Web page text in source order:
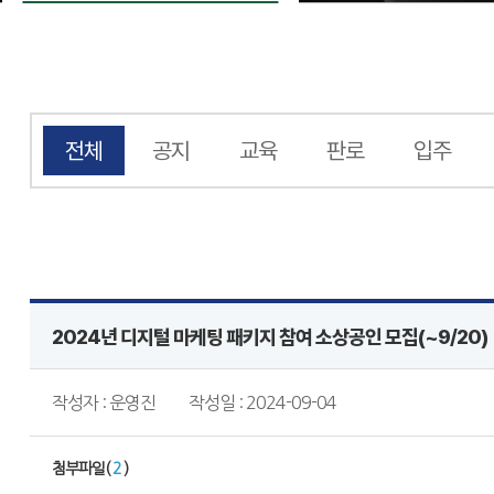
전체 공지 교육 판로 입주
2024년 디지털 마케팅 패키지 참여 소상공인 모집(~9/20)
작성자 : 운영진 작성일 : 2024-09-04
첨부파일( 2 )